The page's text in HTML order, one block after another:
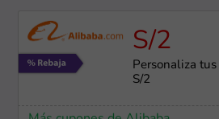
S/2
Personaliza
S/2